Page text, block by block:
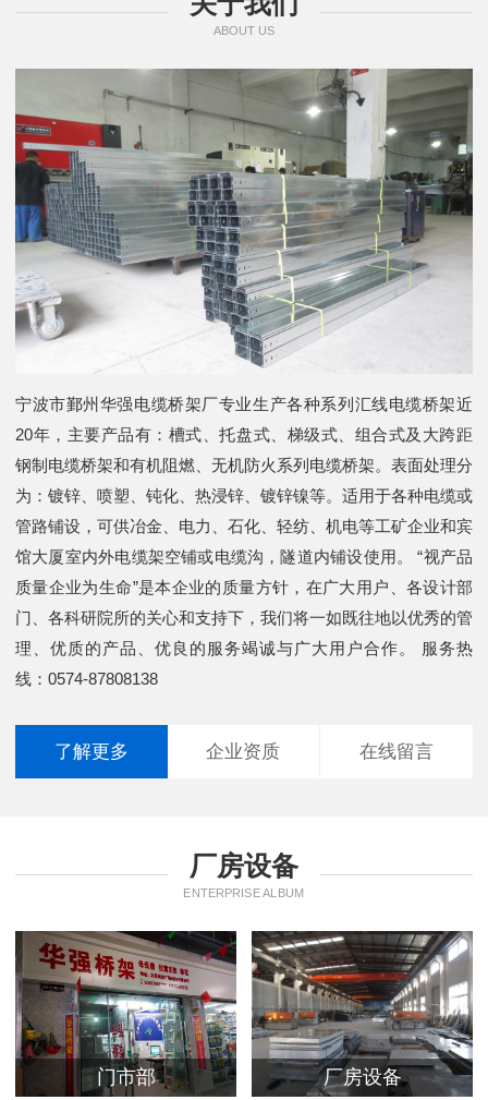
ABOUT US
宁波市鄞州华强电缆桥架厂专业生产各种系列汇线电缆桥架近
20年，主要产品有：槽式、托盘式、梯级式、组合式及大跨距
钢制电缆桥架和有机阻燃、无机防火系列电缆桥架。表面处理分
为：镀锌、喷塑、钝化、热浸锌、镀锌镍等。适用于各种电缆或
管路铺设，可供冶金、电力、石化、轻纺、机电等工矿企业和宾
馆大厦室内外电缆架空铺或电缆沟，隧道内铺设使用。 “视产品
质量企业为生命”是本企业的质量方针，在广大用户、各设计部
门、各科研院所的关心和支持下，我们将一如既往地以优秀的管
理、优质的产品、优良的服务竭诚与广大用户合作。 服务热
线：0574-87808138
了解更多 企业资质 在线留言
厂房设备
ENTERPRISE ALBUM
门市部 厂房设备